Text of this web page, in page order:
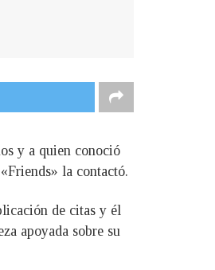
y a quien conoció
la contactó.
de citas y él
apoyada sobre su